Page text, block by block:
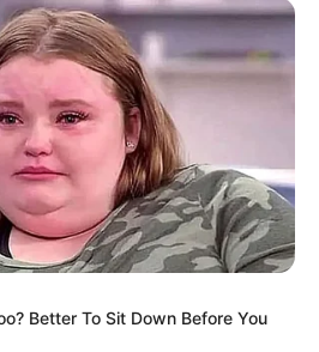
Better To Sit Down Before You